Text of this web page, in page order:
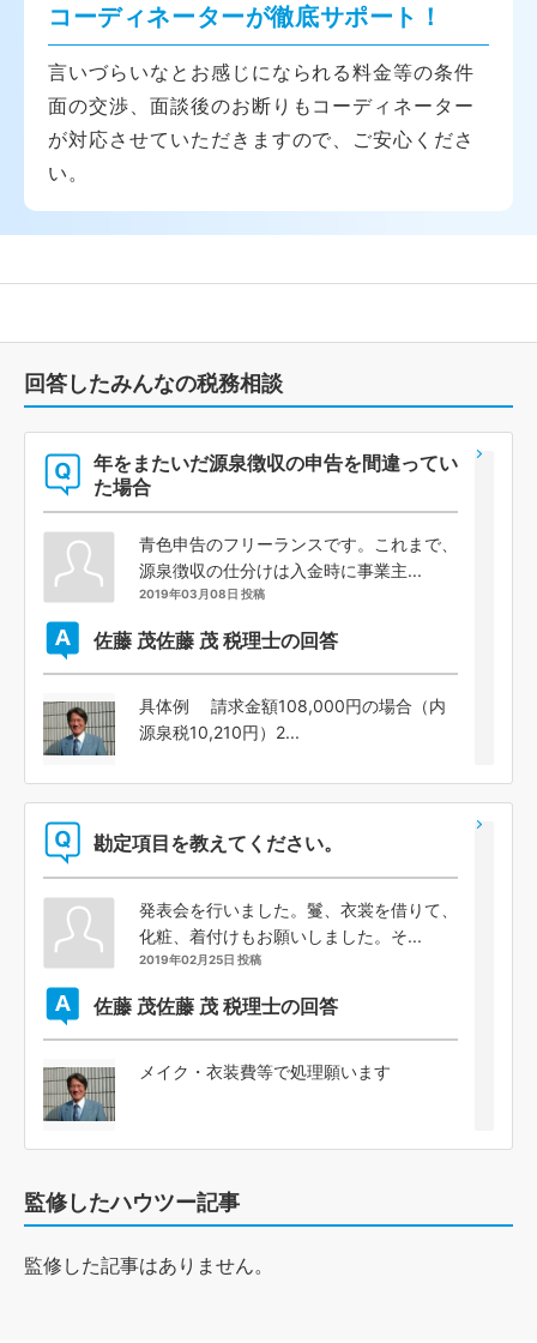
コーディネーターが徹底サポート！
言いづらいなとお感じになられる料金等の条件
面の交渉、面談後のお断りもコーディネーター
が対応させていただきますので、ご安心くださ
い。
回答したみんなの税務相談
年をまたいだ源泉徴収の申告を間違ってい
た場合
青色申告のフリーランスです。これまで、
源泉徴収の仕分けは入金時に事業主...
2019年03月08日 投稿
佐藤 茂佐藤 茂 税理士の回答
具体例 請求金額108,000円の場合（内
源泉税10,210円）2...
勘定項目を教えてください。
発表会を行いました。鬘、衣裳を借りて、
化粧、着付けもお願いしました。そ...
2019年02月25日 投稿
佐藤 茂佐藤 茂 税理士の回答
メイク・衣装費等で処理願います
監修したハウツー記事
監修した記事はありません。